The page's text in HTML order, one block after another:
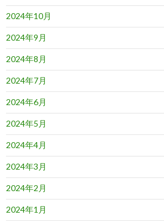
2024年10月
2024年9月
2024年8月
2024年7月
2024年6月
2024年5月
2024年4月
2024年3月
2024年2月
2024年1月